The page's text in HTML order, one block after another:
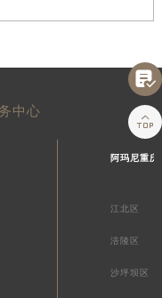
中心
阿玛尼重
江北区
涪陵区
沙坪坝区

